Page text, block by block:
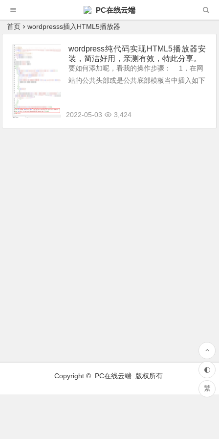
PC在线云端
首页 wordpresss插入HTML5播放器
wordpress纯代码实现HTML5播放器安
装，简洁好用，亲测有效，特此分享。
要如何添加呢，看我的操作步骤： 1，在网
站的公共头部或是公共底部模板当中插入如下
置的引用）。 <...
2022-05-03 3,424
Copyright © PC在线云端 版权所有.
繁